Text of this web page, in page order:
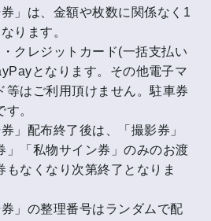
」は、金額や枚数に関係なく1
ります。
クレジットカード(一括支払い
となります。その他電子マ
等はご利用頂けません。駐車券
。
」配布終了後は、「撮影券」
」「私物サイン券」のみのお渡
もなくなり次第終了となりま
」の整理番号はランダムで配